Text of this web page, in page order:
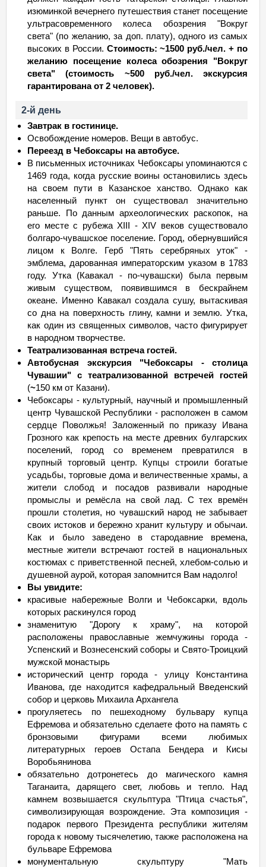
изюминкой вечернего путешествия станет посещение
ультрасовременного колеса обозрения "Вокруг
света" (по желанию, за доп. плату), одного из самых
высоких в России. Стоимость: ~1500 руб./чел. + по
желанию посещение колеса обозрения "Вокруг
света" (стоимость ~500 руб./чел. экскурсия
гарантирована от 2 человек).
2-й день
Завтрак в гостинице.
Освобождение номеров. Вещи в автобус.
Переезд в Чебоксары на автобусе.
В письменных источниках Чебоксары упоминаются с
1469 года, когда русские воины остановились здесь
на своем пути в Казанское ханство. Однако как
населенный пункт он существовал значительно
раньше. По данным археологических раскопок, на
его месте с рубежа XIII - XIV веков существовало
болгаро-чувашское поселение. Город, обернувшийся
лицом к Волге. Герб "Пять серебряных уток" -
эмблема, дарованная императорским указом в 1783
году. Утка (Кавакал - по-чувашски) была первым
живым существом, появившимся в бескрайнем
океане. Именно Кавакал создала сушу, вытаскивая
со дна на поверхность глину, камни и землю. Утка,
как один из священных символов, часто фигурирует
в народном творчестве.
Театрализованная встреча гостей.
Автобусная экскурсия "Чебоксары - столица
Чувашии" с театрализованной встречей гостей
(~150 км от Казани).
Чебоксары - культурный, научный и промышленный
центр Чувашской Республики - расположен в самом
сердце Поволжья! Заложенный по приказу Ивана
Грозного как крепость на месте древних булгарских
поселений, город со временем превратился в
крупный торговый центр. Купцы строили богатые
усадьбы, торговые дома и величественные храмы, а
жители слобод и посадов развивали народные
промыслы и ремёсла на свой лад. С тех времён
прошли столетия, но чувашский народ не забывает
своих истоков и бережно хранит культуру и обычаи.
Как и было заведено в стародавние времена,
местные жители встречают гостей в национальных
костюмах с приветственной песней, хлебом-солью и
душевной аурой, которая запомнится Вам надолго!
Вы увидите:
красивые набережные Волги и Чебоксарки, вдоль
которых раскинулся город
знаменитую "Дорогу к храму", на которой
расположены православные жемчужины города -
Успенский и Вознесенский соборы и Свято-Троицкий
мужской монастырь
исторический центр города - улицу Константина
Иванова, где находится кафедральный Введенский
собор и церковь Михаила Архангела
прогуляетесь по пешеходному бульвару купца
Ефремова и обязательно сделаете фото на память с
бронзовыми фигурами всеми любимых
литературных героев Остапа Бендера и Кисы
Воробьянинова
обязательно дотронетесь до магического камня
Таганаита, дарящего свет, любовь и тепло. Над
камнем возвышается скульптура "Птица счастья",
символизирующая возрождение. Эта композиция -
подарок первого Президента республики жителям
города к новому тысячелетию, также расположена на
бульваре Ефремова
монументальную скульптуру "Мать